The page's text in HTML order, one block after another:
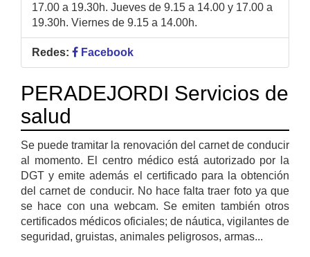
17.00 a 19.30h. Jueves de 9.15 a 14.00 y 17.00 a
19.30h. Viernes de 9.15 a 14.00h.
Redes: Facebook
PERADEJORDI Servicios de
salud
Se puede tramitar la renovación del carnet de conducir
al momento. El centro médico está autorizado por la
DGT y emite además el certificado para la obtención
del carnet de conducir. No hace falta traer foto ya que
se hace con una webcam. Se emiten también otros
certificados médicos oficiales; de náutica, vigilantes de
seguridad, gruistas, animales peligrosos, armas...